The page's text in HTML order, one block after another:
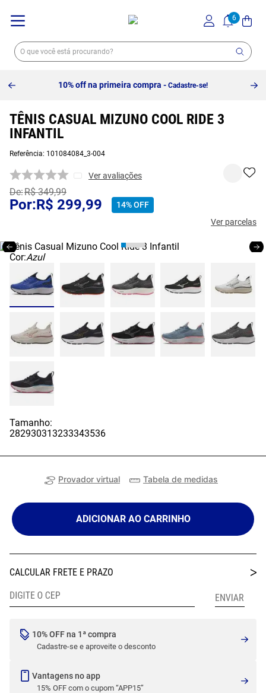
10% off na primeira compra - Cadastre-se!
TÊNIS CASUAL MIZUNO COOL RIDE 3
INFANTIL
Referência: 101084084_3-004
Ver avaliações
R$ 349,99
R$ 299,99 14%OFF
Ver parcelas
Cor:Azul
Tamanho:
282930313233343536
Provador virtual Tabela de medidas
ADICIONAR AO CARRINHO
10% OFF na 1ª compra
Cadastre-se e aproveite o desconto
Vantagens no app
15% OFF com o cupom “APP15”